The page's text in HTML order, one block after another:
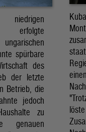
erfolgte
spürbare
des
der letzte
Betrieb, die
jedoch
zu
genauen